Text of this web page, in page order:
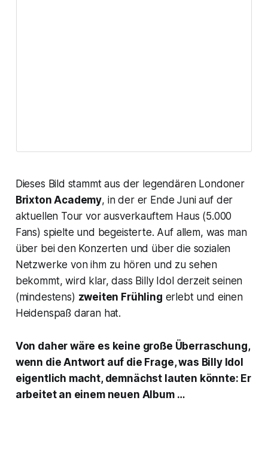
Dieses Bild stammt aus der legendären Londoner
Brixton Academy, in der er Ende Juni auf der
aktuellen Tour vor ausverkauftem Haus (5.000
Fans) spielte und begeisterte. Auf allem, was man
über bei den Konzerten und über die sozialen
Netzwerke von ihm zu hören und zu sehen
bekommt, wird klar, dass Billy Idol derzeit seinen
(mindestens) zweiten Frühling erlebt und einen
Heidenspaß daran hat.
Von daher wäre es keine große Überraschung,
wenn die Antwort auf die Frage, was Billy Idol
eigentlich macht, demnächst lauten könnte: Er
arbeitet an einem neuen Album …